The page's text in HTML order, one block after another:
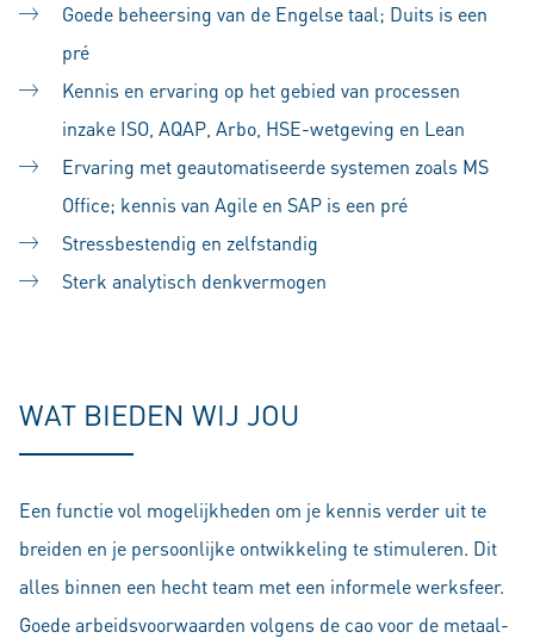
Goede beheersing van de Engelse taal; Duits is een
pré
Kennis en ervaring op het gebied van processen
inzake ISO, AQAP, Arbo, HSE-wetgeving en Lean
Ervaring met geautomatiseerde systemen zoals MS
Office; kennis van Agile en SAP is een pré
Stressbestendig en zelfstandig
Sterk analytisch denkvermogen
WAT BIEDEN WIJ JOU
Een functie vol mogelijkheden om je kennis verder uit te
breiden en je persoonlijke ontwikkeling te stimuleren. Dit
alles binnen een hecht team met een informele werksfeer.
Goede arbeidsvoorwaarden volgens de cao voor de metaal-